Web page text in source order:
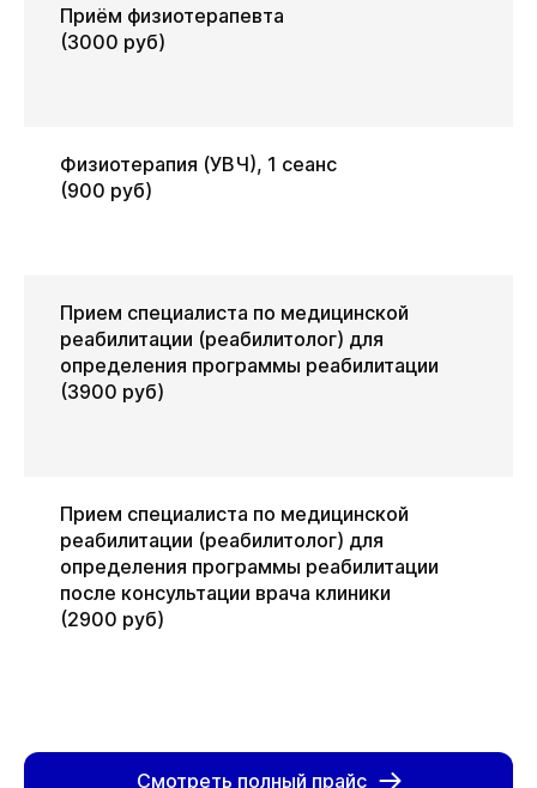
Приём физиотерапевта
(3000 руб)
Физиотерапия (УВЧ), 1 сеанс
(900 руб)
Прием специалиста по медицинской
реабилитации (реабилитолог) для
определения программы реабилитации
(3900 руб)
Прием специалиста по медицинской
реабилитации (реабилитолог) для
определения программы реабилитации
после консультации врача клиники
(2900 руб)
Смотреть полный прайс